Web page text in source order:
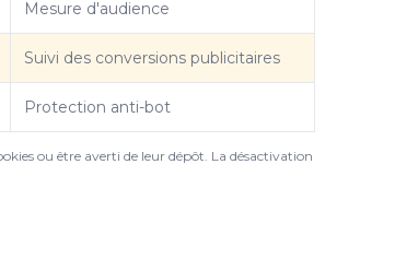
Mesure d'audience
Suivi des conversions publicitaires
Protection anti-bot
ou être averti de leur dépôt. La désactivation